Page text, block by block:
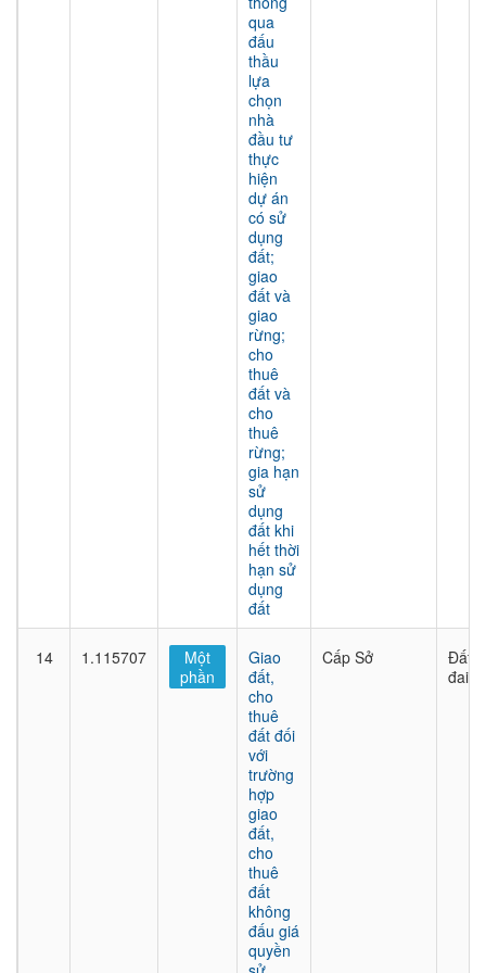
qua
đấu
thầu
lựa
chọn
nhà
đầu tư
thực
hiện
dự án
có sử
dụng
đất;
giao
đất và
giao
rừng;
cho
thuê
đất và
cho
thuê
rừng;
gia hạn
sử
dụng
đất khi
hết thời
hạn sử
dụng
đất
14 1.115707
Một
phần
Giao
đất,
cho
thuê
đất đối
với
trường
hợp
giao
đất,
cho
thuê
đất
không
đấu giá
quyền
Cấp Sở
Đất
đai